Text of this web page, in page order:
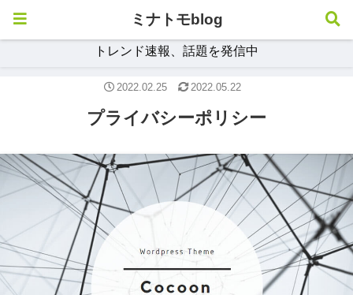
トレンド速報、話題を発信中
プライバシーポリシー
2022.02.25 2022.05.22
ミナトモblog